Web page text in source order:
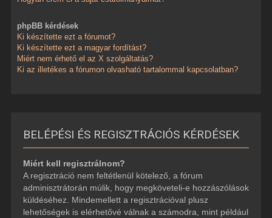
phpBB kérdések
Ki készítette ezt a fórumot?
Ki készítette ezt a magyar fordítást?
Miért nem érhető el az X szolgáltatás?
Ki az illetékes a fórumon olvasható tartalommal kapcsolatban?
BELÉPÉSI ÉS REGISZTRÁCIÓS KÉRDÉSEK
Miért kell regisztrálnom?
A regisztráció nem feltétlenül kötelező, a fórum
adminisztrátorán múlik, hogy megköveteli-e hozzászólások
küldéséhez. Mindemellett a regisztrációval plusz
lehetőségek is elérhetővé válnak a számodra, mint például